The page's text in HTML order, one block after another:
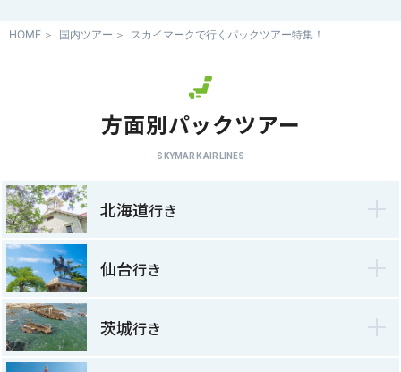
HOME 国内ツアー スカイマークで行くパックツアー特集！
方面別パックツアー
SKYMARK AIRLINES
北海道行き
仙台行き
茨城行き